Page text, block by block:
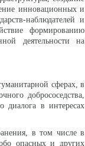
инновационных и
наблюдателей и
формированию
деятельности на
сферах, в
добрососедства,
диалога в интересах
в том числе в
опасных и других